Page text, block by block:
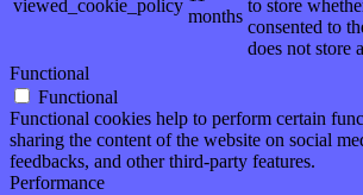
viewed_cookie_policy
months
to store
consented to
does not store
Functional
Functional
Functional cookies help to perform certain
sharing the content of the website on social
feedbacks, and other third-party features.
Performance